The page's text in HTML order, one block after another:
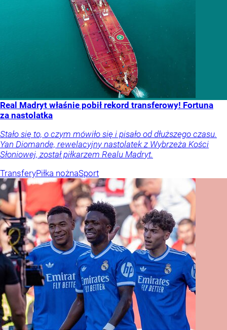
Real Madryt właśnie pobił rekord transferowy! Fortuna
za nastolatka
Stało się to, o czym mówiło się i pisało od dłuższego czasu.
Yan Diomande, rewelacyjny nastolatek z Wybrzeża Kości
Słoniowej, został piłkarzem Realu Madryt.
TransferyPiłka nożnaSport